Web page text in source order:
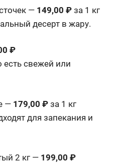
— 149,00 ₽ за 1 кг
десерт в жару.
₽
свежей или
— 179,00 ₽ за 1 кг
для запекания и
2 кг — 199,00 ₽